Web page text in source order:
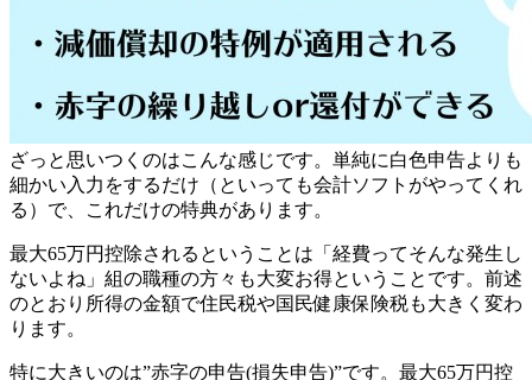
ざっと思いつくのはこんな感じです。単純に白色申告よりも
細かい入力をするだけ（といっても会計ソフトがやってくれ
る）で、これだけの特典があります。
最大65万円控除されるということは 「経費ってそんな発生し
ないよね」組の職種の方々も大変お得ということです。前述
のとおり所得の金額で住民税や国民健康保険税も大きく変わ
ります。
特に大きいのは”赤字の申告(損失申告)”です。最大65万円控